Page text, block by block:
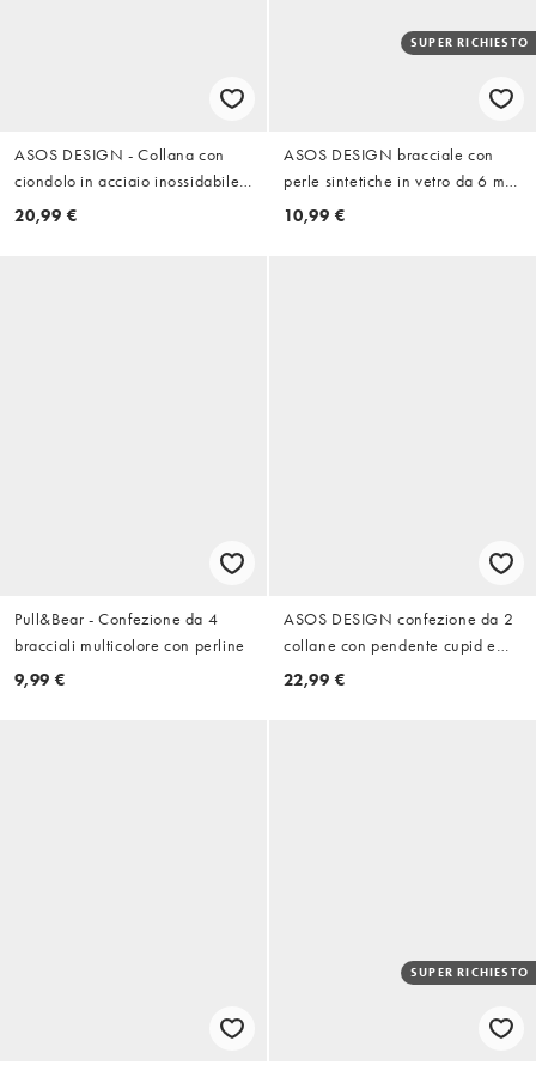
ASOS DESIGN - Collana con
ciondolo in acciaio inossidabile
resistente all'acqua argentato a
20,99 €
SUPER RICHIESTO
ASOS DESIGN bracciale con
perle sintetiche in vetro da 6 mm
bianco
10,99 €
Pull&Bear - Confezione da 4
bracciali multicolore con perline
9,99 €
ASOS DESIGN confezione da 2
collane con pendente cupid e
croce a doppia catenina in oro
22,99 €
SUPER RICHIESTO